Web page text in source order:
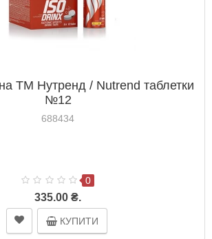
ТМ Нутренд / Nutrend таблетки
№12
688434
0
335.00 ₴.
КУПИТИ